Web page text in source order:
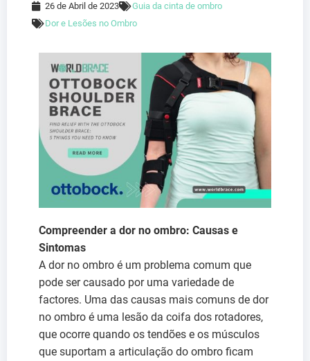
26 de Abril de 2023
Guia da cinta de ombro
Dor e Lesões no Ombro
Compreender a dor no ombro: Causas e
Sintomas
A dor no ombro é um problema comum que
pode ser causado por uma variedade de
factores. Uma das causas mais comuns de dor
no ombro é uma lesão da coifa dos rotadores,
que ocorre quando os tendões e os músculos
que suportam a articulação do ombro ficam